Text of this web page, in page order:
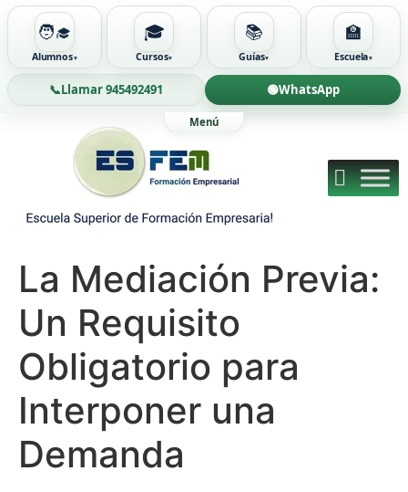
🧑‍🎓
Alumnos
🎓
Cursos
📚
Guías
🏫
Escuela
📞Llamar 945492491 🟢WhatsApp
La Mediación Previa:
Un Requisito
Obligatorio para
Interponer una
Demanda